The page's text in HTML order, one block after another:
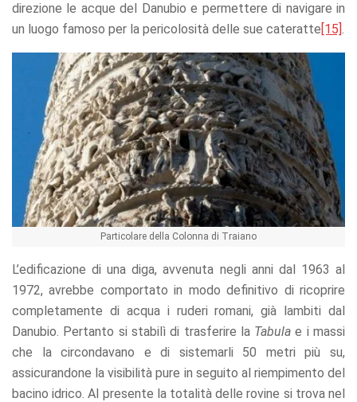
direzione le acque del Danubio e permettere di navigare in
un luogo famoso per la pericolosità delle sue cateratte [15] .
Particolare della Colonna di Traiano
L’edificazione di una diga, avvenuta negli anni dal 1963 al
1972, avrebbe comportato in modo definitivo di ricoprire
completamente di acqua i ruderi romani, già lambiti dal
Danubio. Pertanto si stabilì di trasferire la Tabulae i massi
che la circondavano e di sistemarli 50 metri più su,
assicurandone la visibilità pure in seguito al riempimento del
bacino idrico. Al presente la totalità delle rovine si trova nel